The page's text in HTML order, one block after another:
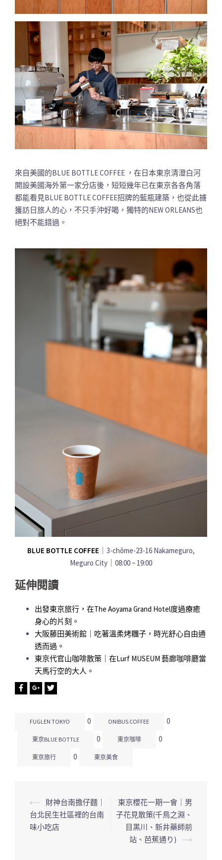
來自美國的BLUE BOTTLE COFFEE ，在日本東京清澄白河
開設美國海外第一家分店後，短短幾年已在東京各各角落
都能看見BLUE BOTTLE COFFEE招牌的藍瓶建築，也從此擄
獲訪日旅人的心，不只手沖好喝，獨特的NEW ORLEANS也
絕對不能錯過。
BLUE BOTTLE COFFEE ｜3-chōme-23-16 Nakameguro,
Meguro City｜08:00 ~ 19:00
延伸閱讀
出發東京旅行，在The Aoyama Grand Hotel度過療癒
身心的片刻。
大阪藤田美術館｜吃著溫柔烤糰子，時光舒心自由通
透而過。
東京代官山咖啡散策｜在Lurf MUSEUM 藝廊咖啡廳當
天馬行空的大人。
FUGLEN TOKYO 0 ONIBUS COFFEE 0
東京BLUE BOTTLE 0 東京咖啡 0
東京旅行 0 東京美食
文
章
⟵
財神台南擔仔麵｜
台北民生社區裡的台南
味小吃店
東京櫻花一期一會｜男
子花見散策(千鳥之淵、
目黑川、新井藥師前
站、芭蕉通り)
⟶